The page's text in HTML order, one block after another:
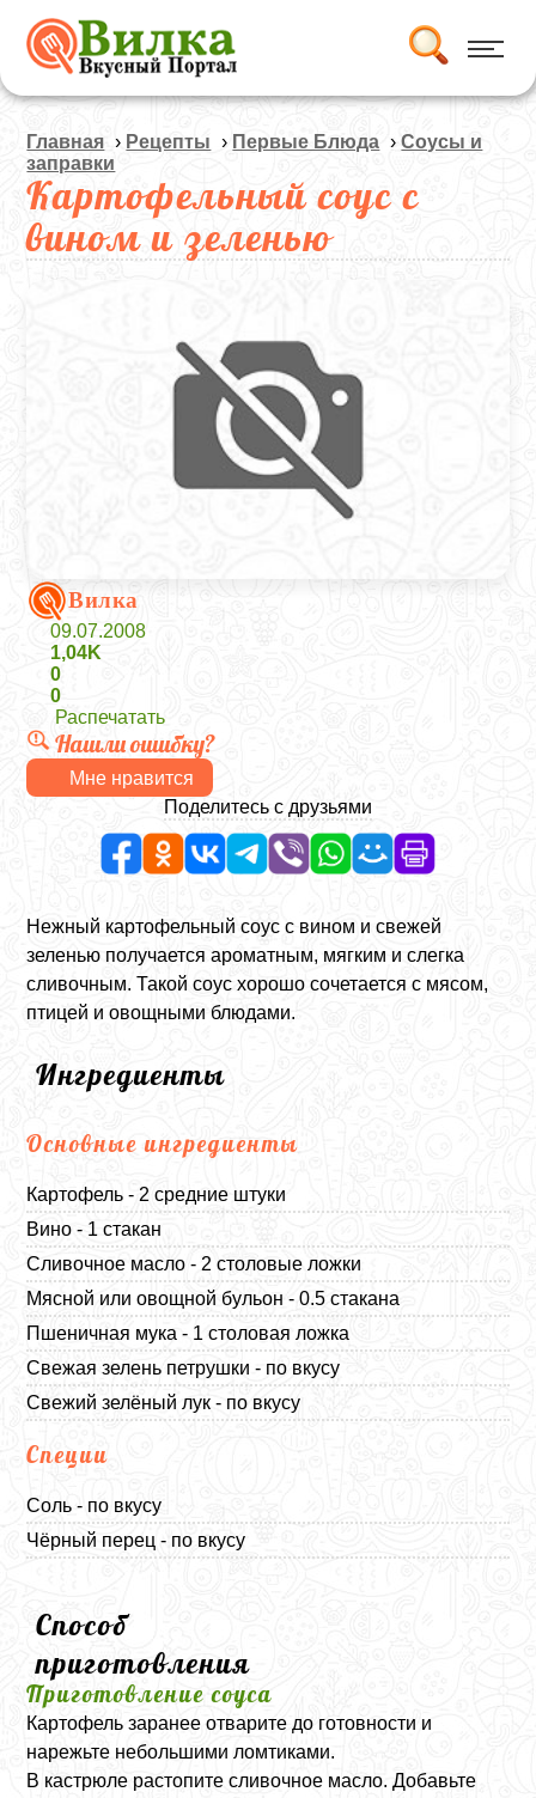
Главная › Рецепты › Первые Блюда ›Соусы и
заправки
Картофельный соус с
вином и зеленью
Вилка
09.07.2008
1,04K
0
0
Распечатать
Нашли ошибку?
Мне нравится
Поделитесь с друзьями
Нежный картофельный соус с вином и свежей
зеленью получается ароматным, мягким и слегка
сливочным. Такой соус хорошо сочетается с мясом,
птицей и овощными блюдами.
Ингредиенты
Основные ингредиенты
Картофель - 2 средние штуки
Вино - 1 стакан
Сливочное масло - 2 столовые ложки
Мясной или овощной бульон - 0.5 стакана
Пшеничная мука - 1 столовая ложка
Свежая зелень петрушки - по вкусу
Свежий зелёный лук - по вкусу
Специи
Соль - по вкусу
Чёрный перец - по вкусу
Способ
приготовления
Приготовление соуса
Картофель заранее отварите до готовности и
нарежьте небольшими ломтиками.
В кастрюле растопите сливочное масло. Добавьте